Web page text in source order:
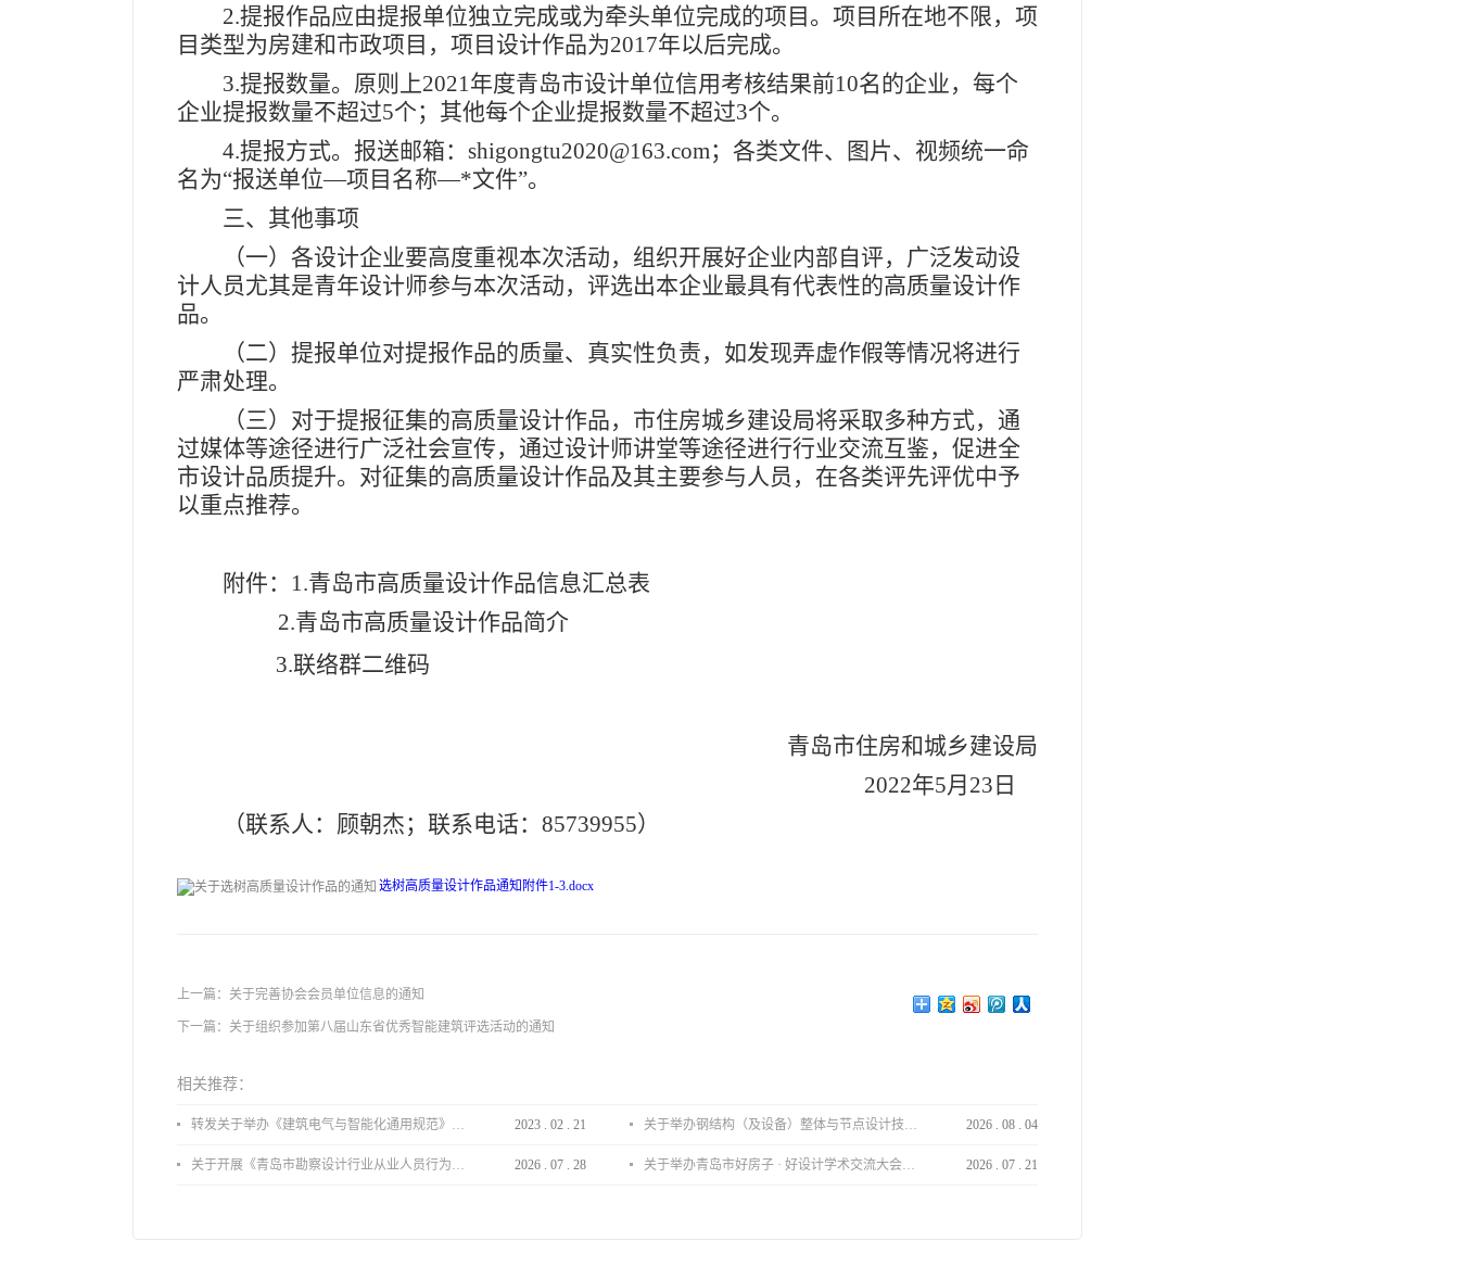
2.提报作品应由提报单位独立完成或为牵头单位完成的项目。项目所在地不限，项
目类型为房建和市政项目，项目设计作品为2017年以后完成。
3.提报数量。原则上2021年度青岛市设计单位信用考核结果前10名的企业，每个
企业提报数量不超过5个；其他每个企业提报数量不超过3个。
4.提报方式。报送邮箱：shigongtu2020@163.com；各类文件、图片、视频统一命
名为“报送单位—项目名称—*文件”。
三、其他事项
（一）各设计企业要高度重视本次活动，组织开展好企业内部自评，广泛发动设
计人员尤其是青年设计师参与本次活动，评选出本企业最具有代表性的高质量设计作
品。
（二）提报单位对提报作品的质量、真实性负责，如发现弄虚作假等情况将进行
严肃处理。
（三）对于提报征集的高质量设计作品，市住房城乡建设局将采取多种方式，通
过媒体等途径进行广泛社会宣传，通过设计师讲堂等途径进行行业交流互鉴，促进全
市设计品质提升。对征集的高质量设计作品及其主要参与人员，在各类评先评优中予
以重点推荐。
附件：1.青岛市高质量设计作品信息汇总表
2.青岛市高质量设计作品简介
3.联络群二维码
青岛市住房和城乡建设局
2022年5月23日
（联系人：顾朝杰；联系电话：85739955）
选树高质量设计作品通知附件1-3.docx
上一篇： 关于完善协会会员单位信息的通知
下一篇： 关于组织参加第八届山东省优秀智能建筑评选活动的通知
相关推荐：
转发关于举办《建筑电气与智能化通用规范》 GB55024-2022公益宣贯的通知 2023 . 02 . 21 关于举办钢结构（及设备）整体与节点设计技术分享会的通知 2026 . 08 . 04
关于开展《青岛市勘察设计行业从业人员行为导则》、《青岛市住宅工程设计审查品质提升指引（2026版）》宣贯活动的通知 2026 . 07 . 28 关于举办青岛市好房子 · 好设计学术交流大会的通知 2026 . 07 . 21